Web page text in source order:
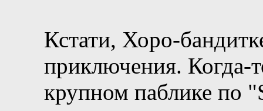
Кстати, Хоро-
приключения. Когда-
крупном паблике по